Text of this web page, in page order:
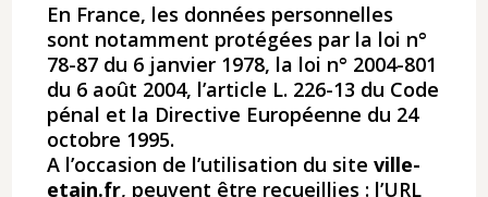
En France, les données personnelles
sont notamment protégées par la loi n°
78-87 du 6 janvier 1978, la loi n° 2004-801
du 6 août 2004, l’article L. 226-13 du Code
pénal et la Directive Européenne du 24
octobre 1995.
A l’occasion de l’utilisation du siteville-
etain.fr, peuvent être recueillies : l’URL